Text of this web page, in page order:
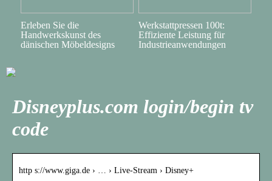
Erleben Sie die
Handwerkskunst des
dänischen Möbeldesigns
Werkstattpressen 100t:
Effiziente Leistung für
Industrieanwendungen
Disneyplus.com login/begin tv
code
http s://www.giga.de › … › Live-Stream › Disney+